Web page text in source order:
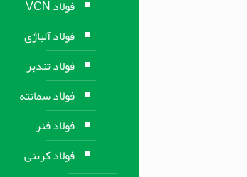
فولاد VCN
فولاد آلیاژی
فولاد تندبر
فولاد سمانته
فولاد فنر
فولاد کربنی